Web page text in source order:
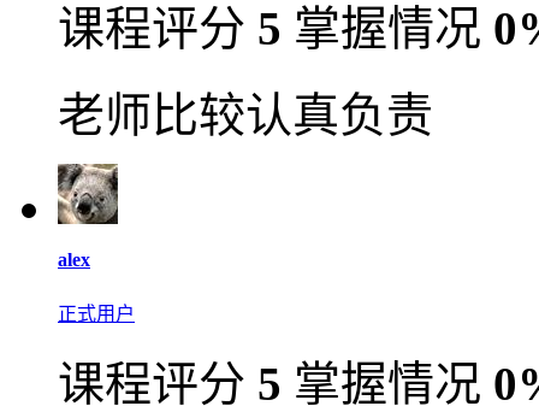
课程评分 5 掌握情况
老师比较认真负责
alex
正式用户
课程评分 5 掌握情况